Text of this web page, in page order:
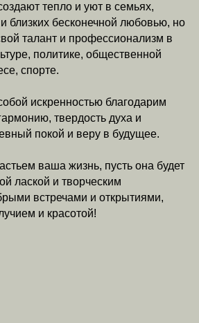
тепло и уют в семьях,
близких бесконечной любовью, но
талант и профессионализм в
политике, общественной
спорте.
искренностью благодарим
твердость духа и
покой и веру в будущее.
ваша жизнь, пусть она будет
лаской и творческим
встречами и открытиями,
и красотой!